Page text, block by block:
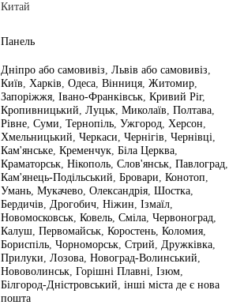
Китай
Панель
Дніпро або самовивіз Львів або самовивіз
Київ Харків Одеса Вінниця Житомир
Запоріжжя Івано-Франківськ Кривий Ріг,
Кропивницький Луцьк Миколаїв Полтава
Рівне Суми Тернопіль Ужгород Херсон
Хмельницький Черкаси Чернігів Чернівці
Кам'янське Кременчук Біла Церква
Краматорськ Нікополь Слов'янськ Павлоград
Кам'янець-Подільський Бровари Конотоп
Умань Мукачево Олександрія Шостка
Бердичів
Дрогобич Ніжин Ізмаїл
Новомосковськ Ковель Сміла Червоноград
Калуш Первомайськ Коростень Коломия
Бориспіль Чорноморськ Стрий Дружківка
Прилуки Лозова Новоград-Волинський
Нововолинськ Горішні Плавні Ізюм
Білгород-Дністровський інші міста де є нова
пошта